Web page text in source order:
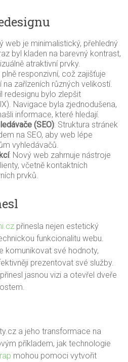
web je minimalistický, přehledný
byl kladen na barevný kontrast,
atraktivní prvky.
plně responzivní, což zajišťuje
zařízeních různých velikostí.
redesignu bylo zlepšit
Navigace byla zjednodušena,
informace, které hledají.
(SEO): Struktura stránek
na SEO, aby web lépe
vyhledávačů.
: Nový web zahrnuje nástroje
včetně kontaktních
prvků.
přinesla nejen estetický
funkcionalitu webu.
komunikovat své hodnoty,
prezentovat své služby.
jasnou vizi a otevřel dveře
a jeho transformace na
příkladem, jak technologie
mohou pomoci vytvořit